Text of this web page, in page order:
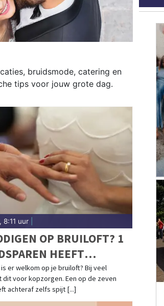
bruidsmode, catering en
tips voor jouw grote dag.
8:11 uur|
OP BRUILOFT? 1
HEEFT
SPIJT
is er welkom op je bruiloft? Bij veel
voor kopzorgen. Een op de zeven
achteraf zelfs spijt [...]